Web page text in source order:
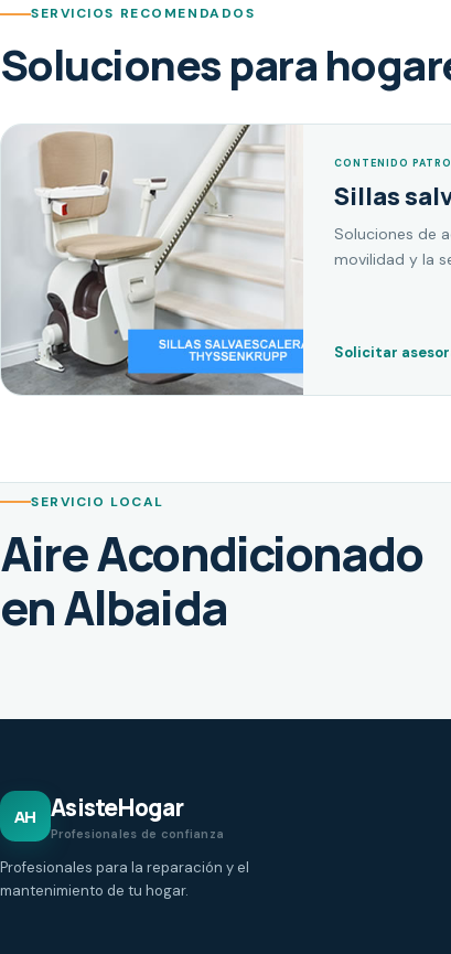
SERVICIOS RECOMENDADOS
Soluciones para
CONTENIDO
Sillas
Soluciones de
movilidad y la
Solicitar
SERVICIO LOCAL
Aire Acondicionado
en Albaida
AH AsisteHogar
Profesionales de confianza
Profesionales para la reparación y el
mantenimiento de tu hogar.